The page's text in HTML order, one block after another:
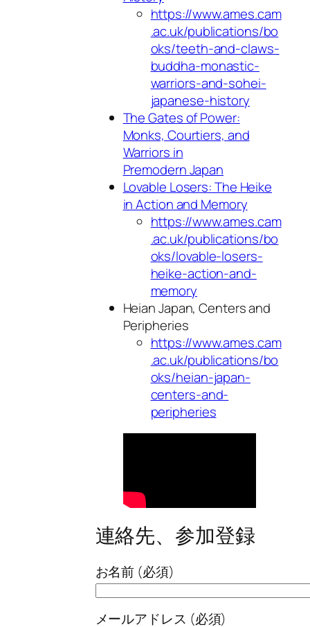
https://www.ames.cam
.ac.uk/publications/bo
oks/teeth-and-claws-
buddha-monastic-
warriors-and-sohei-
japanese-history
The Gates of Power:
Monks, Courtiers, and
Warriors in
PremodernJapan
Lovable Losers: The Heike
in Action and Memory
https://www.ames.cam
.ac.uk/publications/bo
oks/lovable-losers-
heike-action-and-
memory
Heian Japan, Centers and
Peripheries
https://www.ames.cam
.ac.uk/publications/bo
oks/heian-japan-
centers-and-
peripheries
連絡先、参加登録
お名前 (必須)
メールアドレス (必須)